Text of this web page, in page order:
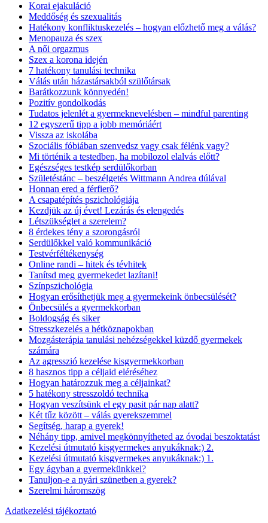
Korai ejakuláció
Meddőség és szexualitás
Hatékony konfliktuskezelés – hogyan előzhető meg a válás?
Menopauza és szex
A női orgazmus
Szex a korona idején
7 hatékony tanulási technika
Válás után házastársakból szülőtársak
Barátkozzunk könnyedén!
Pozitív gondolkodás
Tudatos jelenlét a gyermeknevelésben – mindful parenting
12 egyszerű tipp a jobb memóriáért
Vissza az iskolába
Szociális fóbiában szenvedsz vagy csak félénk vagy?
Mi történik a testedben, ha mobilozol elalvás előtt?
Egészséges testkép serdülőkorban
Születéstánc – beszélgetés Wittmann Andrea dúlával
Honnan ered a férfierő?
A csapatépítés pszichológiája
Kezdjük az új évet! Lezárás és elengedés
Létszükséglet a szerelem?
8 érdekes tény a szorongásról
Serdülőkkel való kommunikáció
Testvérféltékenység
Online randi – hitek és tévhitek
Tanítsd meg gyermekedet lazítani!
Színpszichológia
Hogyan erősíthetjük meg a gyermekeink önbecsülését?
Önbecsülés a gyermekkorban
Boldogság és siker
Stresszkezelés a hétköznapokban
Mozgásterápia tanulási nehézségekkel küzdő gyermekek
számára
Az agresszió kezelése kisgyermekkorban
8 hasznos tipp a céljaid eléréséhez
Hogyan határozzuk meg a céljainkat?
5 hatékony stresszoldó technika
Hogyan veszítsünk el egy pasit pár nap alatt?
Két tűz között – válás gyerekszemmel
Segítség, harap a gyerek!
Néhány tipp, amivel megkönnyítheted az óvodai beszoktatást
Kezelési útmutató kisgyermekes anyukáknak:) 2.
Kezelési útmutató kisgyermekes anyukáknak:) 1.
Egy ágyban a gyermekünkkel?
Tanuljon-e a nyári szünetben a gyerek?
Szerelmi háromszög
Adatkezelési tájékoztató